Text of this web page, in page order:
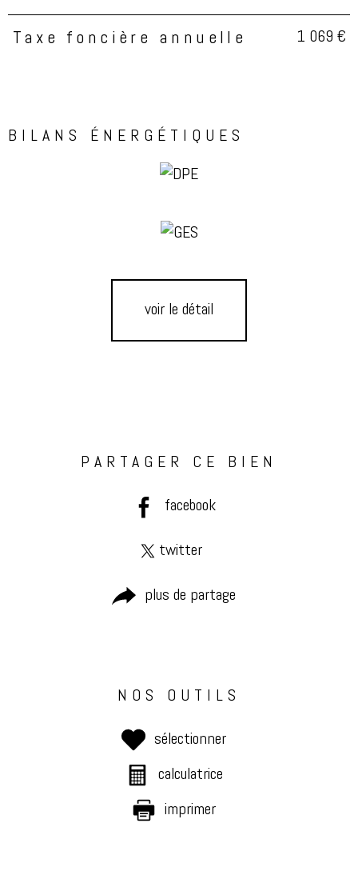
Taxe foncière annuelle 1 069 €
BILANS ÉNERGÉTIQUES
voir le détail
PARTAGER CE BIEN
facebook
twitter
plus de partage
NOS OUTILS
sélectionner
calculatrice
imprimer